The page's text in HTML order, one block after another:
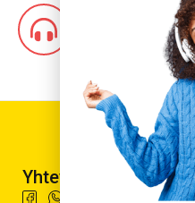
Nettikauppa 24/7!
Yhteystiedot